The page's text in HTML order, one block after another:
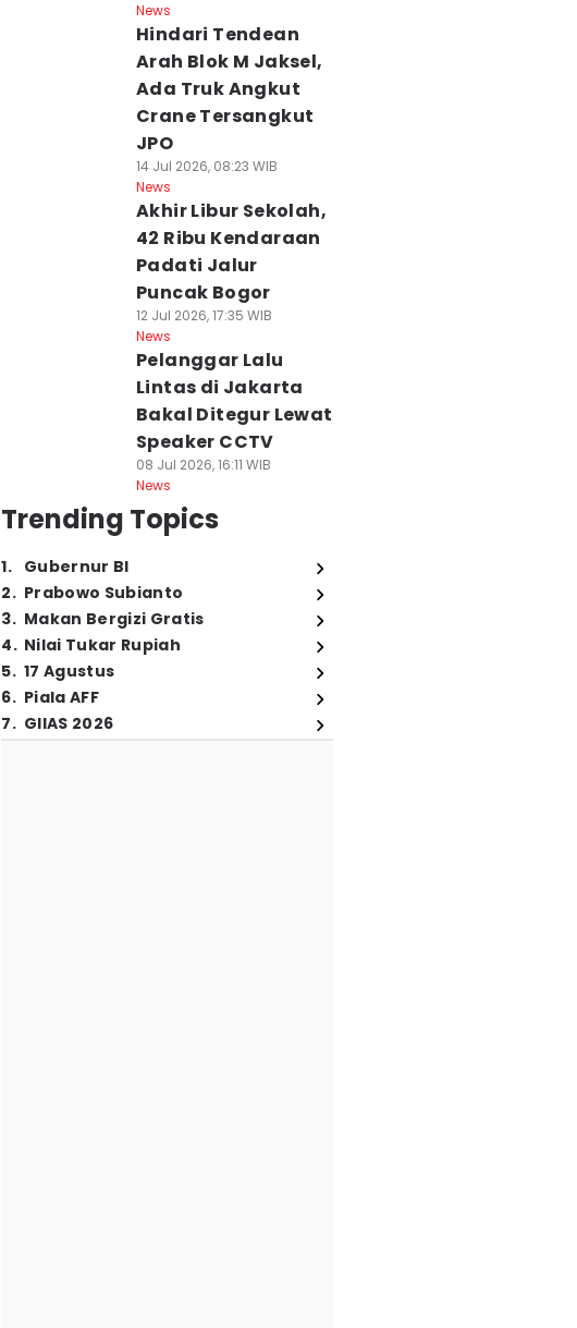
News
Hindari Tendean
Arah Blok M Jaksel,
Ada Truk Angkut
Crane Tersangkut
JPO
14 Jul 2026, 08:23 WIB
News
Akhir Libur Sekolah,
42 Ribu Kendaraan
Padati Jalur
Puncak Bogor
12 Jul 2026, 17:35 WIB
News
Pelanggar Lalu
Lintas di Jakarta
Bakal Ditegur Lewat
Speaker CCTV
08 Jul 2026, 16:11 WIB
News
Trending Topics
1. Gubernur BI
2. Prabowo Subianto
3. Makan Bergizi Gratis
4. Nilai Tukar Rupiah
5. 17 Agustus
6. Piala AFF
7. GIIAS 2026